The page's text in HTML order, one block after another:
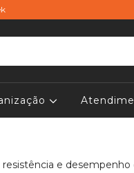
resistência e